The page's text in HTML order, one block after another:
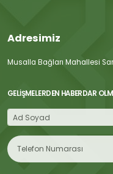
Adresimiz
Musalla Bağları Mahallesi
GELIŞMELERDEN HABERDAR